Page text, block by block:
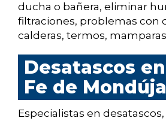
ducha o bañera, eliminar
filtraciones, problemas con
calderas, termos,
Desatascos
Fe de
Especialistas en